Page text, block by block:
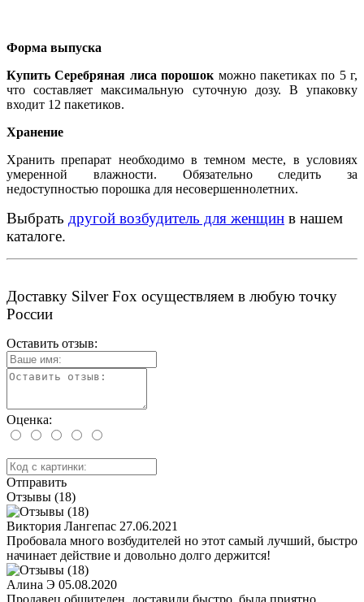
Форма выпуска
Купить Серебряная лиса порошок можно пакетиках по 5 г,
что составляет максимальную суточную дозу. В упаковку
входит 12 пакетиков.
Хранение
Хранить препарат необходимо в темном месте, в условиях
умеренной влажности. Обязательно следить за
недоступностью порошка для несовершеннолетних.
Выбрать другой возбудитель для женщин в нашем
каталоге.
Доставку Silver Fox осуществляем в любую точку
России
Оставить отзыв:
Оценка:
Отправить
Отзывы (18)
Виктория Лангепас 27.06.2021
Пробовала много возбудителей но этот самый лучший, быстро
начинает действие и довольно долго держится!
Алина Э 05.08.2020
Продавец общителен, доставили быстро, была приятно